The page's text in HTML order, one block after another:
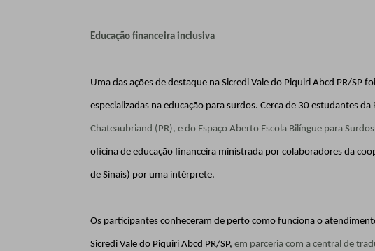
Educação financeira inclusiva
Uma das ações de destaque na Sicredi Vale do Piquiri Abcd PR/SP
especializadas na educação para surdos. Cerca de 30 estudantes da
Chateaubriand (PR), e do Espaço Aberto Escola Bilíngue para
oficina de educação financeira ministrada por colaboradores da
de Sinais) por uma intérprete.
Os participantes conheceram de perto como funciona o
Sicredi Vale do Piquiri Abcd PR/SP, em parceria com a central de